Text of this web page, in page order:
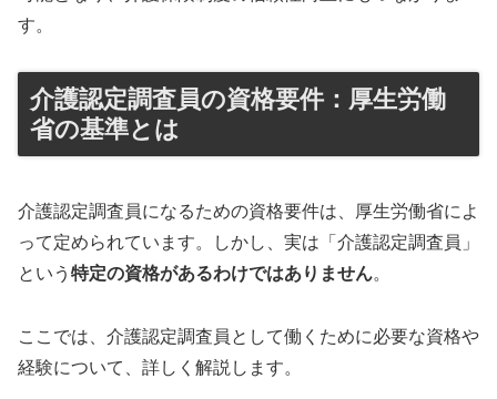
す。
介護認定調査員の資格要件：厚生労働
省の基準とは
介護認定調査員になるための資格要件は、厚生労働省によ
って定められています。しかし、実は「介護認定調査員」
という 特定の資格があるわけではありません。
ここでは、介護認定調査員として働くために必要な資格や
経験について、詳しく解説します。